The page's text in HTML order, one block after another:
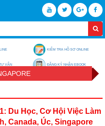
KIỂM TRA HỒ SƠ ONLINE
VẤN ĐĂNG KÝ NHẬN EBOOK
Du Học, Cơ Hội Việc Làm
Canada, Úc, Singapore